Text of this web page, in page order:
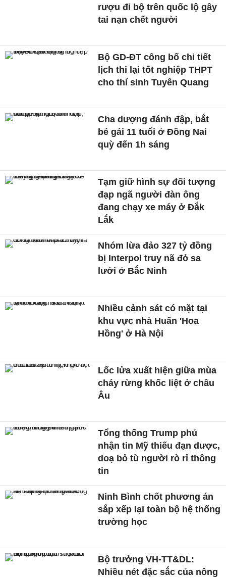
rượu đi bộ trên quốc lộ gây
tai nạn chết người
Bộ GD-ĐT công bố chi tiết
lịch thi lại tốt nghiệp THPT
cho thí sinh Tuyên Quang
Cha dượng đánh đập, bắt
bé gái 11 tuổi ở Đồng Nai
quỳ đến 1h sáng
Tạm giữ hình sự đối tượng
đạp ngã người đàn ông
đang chạy xe máy ở Đắk
Lắk
Nhóm lừa đảo 327 tỷ đồng
bị Interpol truy nã đỏ sa
lưới ở Bắc Ninh
Nhiều cảnh sát có mặt tại
khu vực nhà Huấn 'Hoa
Hồng' ở Hà Nội
Lốc lửa xuất hiện giữa mùa
cháy rừng khốc liệt ở châu
Âu
Tổng thống Trump phủ
nhận tin Mỹ thiếu đạn dược,
doạ bỏ tù người rò rỉ thông
tin
Ninh Bình chốt phương án
sắp xếp lại toàn bộ hệ thống
trường học
Bộ trưởng VH-TT&DL:
Nhiều nét đặc sắc của nông